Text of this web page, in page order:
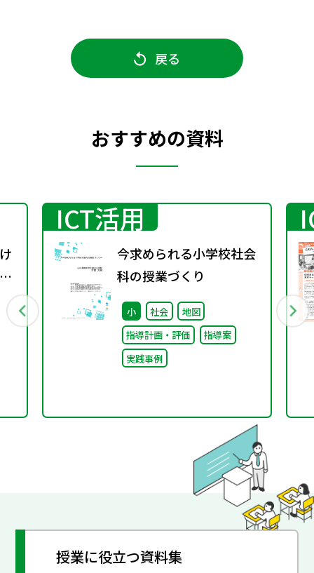
戻る
おすすめの資料
ICT活用
今求められる小学校社会
科の授業づくり
小 社会
地図
指導計画・評価
指導案
実践事例
授業に役立つ資料集